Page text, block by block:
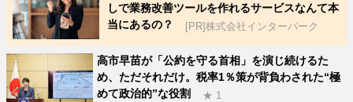
しで業務改善ツールを作れるサービスなんて本
当にあるの？
[PR]株式会社インターパーク
高市早苗が「公約を守る首相」を演じ続けるた
め、ただそれだけ。税率1％策が背負わされた“極
めて政治的”な役割
★ 1